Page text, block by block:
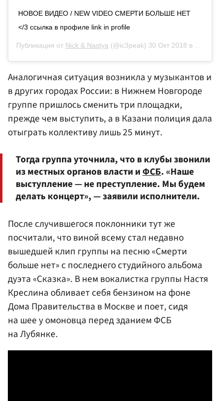
НОВОЕ ВИДЕО / NEW VIDEO СМЕРТИ БОЛЬШЕ НЕТ
</3 ссылка в профиле link in profile
Публикация от Nick & Nastya (@ic3peak) 30 Окт 2018 в 6:43 PDT
Аналогичная ситуация возникла у музыкантов и
в других городах России: в Нижнем Новгороде
группе пришлось сменить три площадки,
прежде чем выступить, а в Казани полиция дала
отыграть коллективу лишь 25 минут.
Тогда группа уточнила, что в клубы звонили
из местных органов власти иФСБ. «Наше
выступление — не преступление. Мы будем
делать концерт», — заявили исполнители.
После случившегося поклонники тут же
посчитали, что виной всему стал недавно
вышедшей клип группы на песню «Смерти
больше нет» с последнего студийного альбома
дуэта «Сказка». В нем вокалистка группы Настя
Креслина обливает себя бензином на фоне
Дома Правительства в Москве и поет, сидя
на шее у омоновца перед зданием ФСБ
на Лубянке.